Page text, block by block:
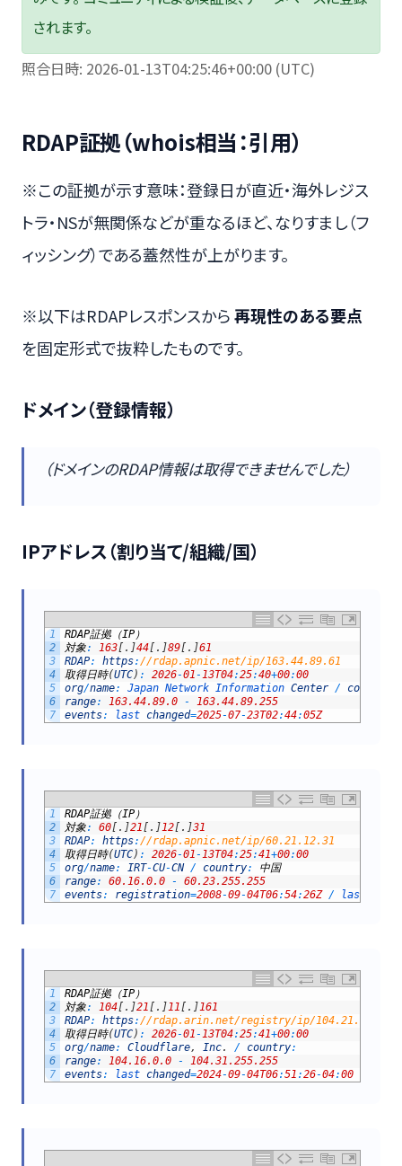
されます。
照合日時: 2026-01-13T04:25:46+00:00 (UTC)
RDAP証拠（whois相当：引用）
※この証拠が示す意味：登録日が直近・海外レジス
トラ・NSが無関係などが重なるほど、なりすまし（フ
ィッシング）である蓋然性が上がります。
※以下はRDAPレスポンスから再現性のある要点
を固定形式で抜粋したものです。
ドメイン（登録情報）
（ドメインのRDAP情報は取得できませんでした）
IPアドレス（割り当て/組織/国）
1
2
3
4
5
6
7
RDAP証拠（IP ）
対象: 163[ . ]44[ . ]89[ . ]61
RDAP: https: //rdap.apnic.net/ip/163.44.89.61
取得日時(UTC) : 2026-01- 13T04:25:40+00:00
org/name: Japan Network Information Center / country
range: 163.44.89.0 -
163.44.89.255
events: last changed=2025-07-23T02:44:05Z
1
2
3
4
5
6
7
RDAP証拠（IP ）
対象: 60[ . ]21[ . ]12[ . ]31
RDAP: https://rdap.apnic.net/ip/60.21.12.31
取得日時(UTC) : 2026-01-13T04:25:41+00:00
org/name: IRT-CU-CN / country:
中国
range: 60.16.0.0 -
60.23.255.255
events: registration=2008-09-04T06:54:26Z / last
1
2
3
4
5
6
7
RDAP証拠（IP ）
対象: 104[ . ]21[ . ]11[ . ]161
RDAP: https://rdap.arin.net/registry/ip/104.21.11.161
取得日時(UTC) : 2026-01-13T04:25:41+00:00
org/name: Cloudflare, Inc. / country:
range: 104.16.0.0 -
104.31.255.255
events: last changed=2024-09-04T06:51 :26-04:00